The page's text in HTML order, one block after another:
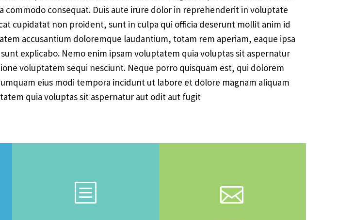
consequat. Duis aute irure dolor in reprehenderit in voluptate
cupidatat non proident, sunt in culpa qui officia deserunt mollit anim id
accusantium doloremque laudantium, totam rem aperiam, eaque ipsa
explicabo. Nemo enim ipsam voluptatem quia voluptas sit aspernatur
voluptatem sequi nesciunt. Neque porro quisquam est, qui dolorem
eius modi tempora incidunt ut labore et dolore magnam aliquam
quia voluptas sit aspernatur aut odit aut fugit
b
b 
